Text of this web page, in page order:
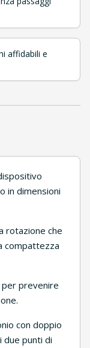
affidabili e
in dimensioni
rotazione che
compattezza
prevenire
con doppio
punti di